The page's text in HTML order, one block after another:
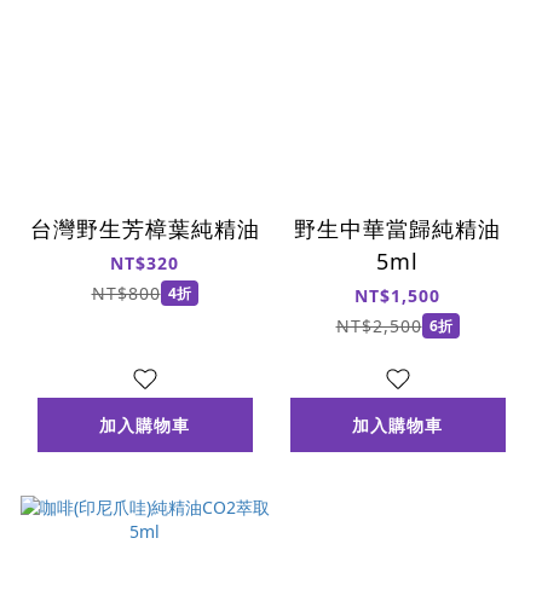
台灣野生芳樟葉純精油
NT$320
NT$800 4折
加入購物車
野生中華當歸純精油
5ml
NT$1,500
NT$2,500 6折
加入購物車